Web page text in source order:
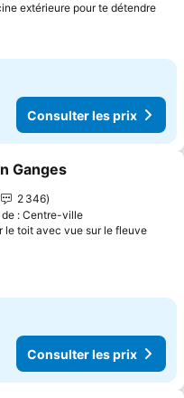
extérieure pour te détendre
Consulter les prix
à mes favoris
Ganges
2 346
: Centre-ville
le toit avec vue sur le fleuve
Consulter les prix